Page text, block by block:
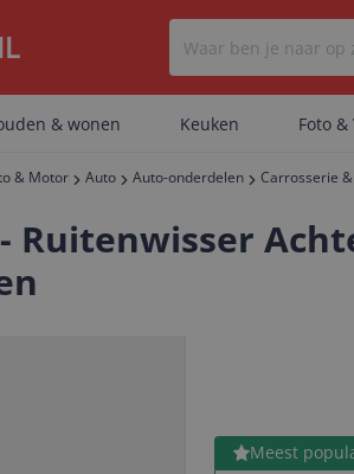
& wonen Keuken Foto &
& Motor Auto Auto-onderdelen Carrosserie
- Ruitenwisser
Meest
Bekijk product